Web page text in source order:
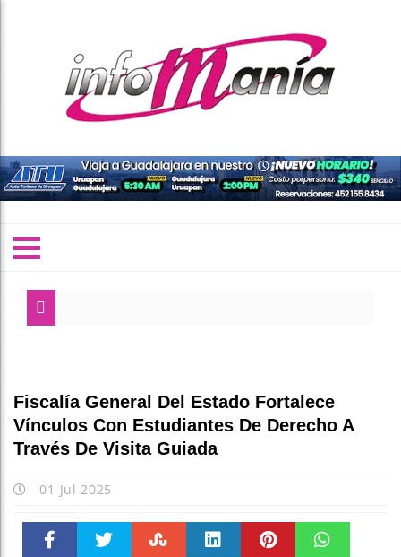
Fiscalía General Del Estado Fortalece
Vínculos Con Estudiantes De Derecho A
Través De Visita Guiada
01 Jul 2025